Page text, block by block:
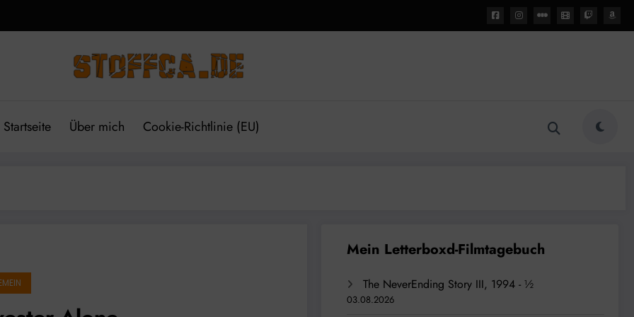
Startseite Über mich Cookie-Richtlinie (EU)
The NeverEnding Story III, 1994 - ½
03.08.2026